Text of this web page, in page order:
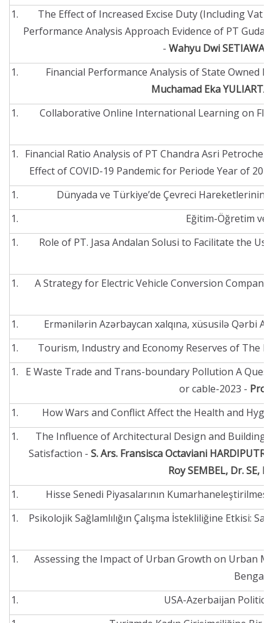
The Effect of Increased Excise Duty (Including
Performance Analysis Approach Evidence of PT
- Wahyu Dwi
Financial Performance Analysis of State Owned
Muchamad Eka
Collaborative Online International Learning on
Financial Ratio Analysis of PT Chandra Asri
Effect of COVID-19 Pandemic for Periode Year of
Dünyada ve Türkiye’de Çevreci Hareketlerinin
Eğitim-Öğretim
Role of PT. Jasa Andalan Solusi to Facilitate the
A Strategy for Electric Vehicle Conversion
Ermənilərin Azərbaycan xalqına, xüsusilə Qərbi
Tourism, Industry and Economy Reserves of The
E Waste Trade and Trans-boundary Pollution A
or cable-2023 - Prof
How Wars and Conflict Affect the Health and
The Influence of Architectural Design and Building
Satisfaction - S. Ars. Fransisca Octaviani
Roy SEMBEL, Dr. SE,
Hisse Senedi Piyasalarının
Psikolojik Sağlamlılığın Çalışma İstekliliğine Etkisi:
Assessing the Impact of Urban Growth on Urban
Bengal,
USA-Azerbaijan